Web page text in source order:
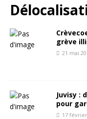
grève
21 mai
Juvisy :
pour
17